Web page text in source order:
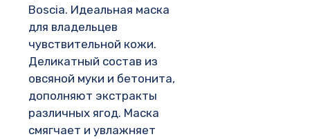
Boscia. Идеальная маска
для владельцев
чувствительной кожи.
Деликатный состав из
овсяной муки и бетонита,
дополняют экстракты
различных ягод. Маска
смягчает и увлажняет